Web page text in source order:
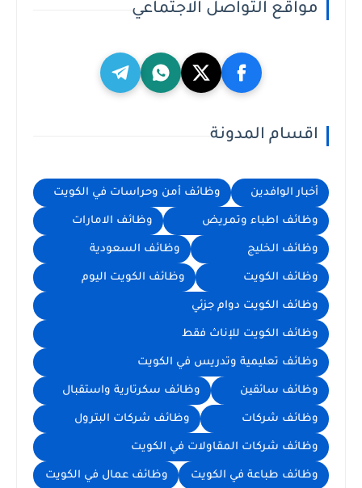
مواقع التواصل الاجتماعي
اقسام المدونة
أخبار الوافدين وظائف أمن وحراسات في الكويت
وظائف اطباء وتمريض وظائف الامارات
وظائف الخليج وظائف السعودية
وظائف الكويت وظائف الكويت اليوم
وظائف الكويت دوام جزئي
وظائف الكويت للإناث فقط
وظائف تعليمية وتدريس في الكويت
وظائف سائقين وظائف سكرتارية واستقبال
وظائف شركات وظائف شركات البترول
وظائف شركات المقاولات في الكويت
وظائف طباعة في الكويت وظائف عمال في الكويت